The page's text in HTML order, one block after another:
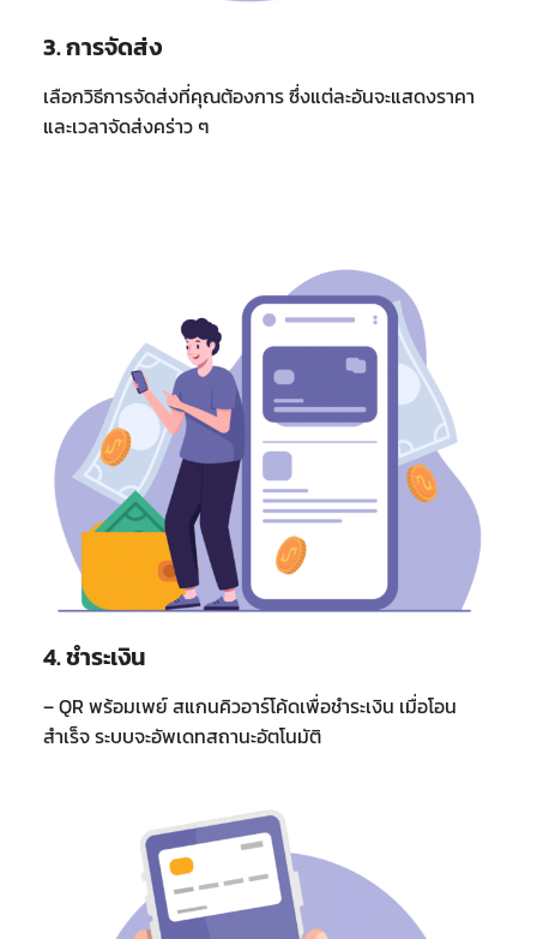
3. การจัดส่ง
เลือกวิธีการจัดส่งที่คุณต้องการ ซึ่งแต่ละอันจะแสดงราคา
และเวลาจัดส่งคร่าว ๆ
4. ชำระเงิน
– QR พร้อมเพย์ สแกนคิวอาร์โค้ดเพื่อชำระเงิน เมื่อโอน
สำเร็จ ระบบจะอัพเดทสถานะอัตโนมัติ